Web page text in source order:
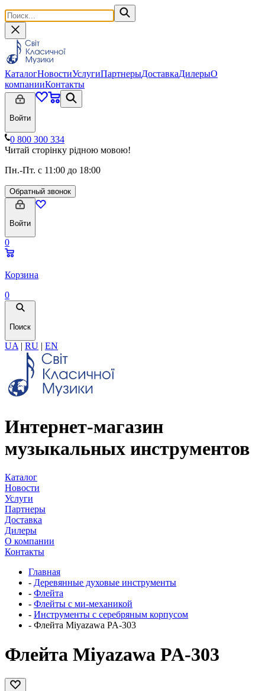
КаталогНовостиУслугиПартнерыДоставкаДилерыО
компанииКонтакты
Войти
0 800 300 334
Читай сторінку рідною мовою!
Пн.-Пт. с 11:00 до 18:00
Обратный звонок
Войти
0
Корзина
0
Поиск
UA | RU | EN
Интернет-магазин
музыкальных инструментов
Каталог
Новости
Услуги
Партнеры
Доставка
Дилеры
О компании
Контакты
Главная
- Деревянные духовые инструменты
- Флейта
- Флейты с ми-механикой
- Инструменты с серебряным корпусом
- Флейта Miyazawa PA-303
Флейта Miyazawa PA-303